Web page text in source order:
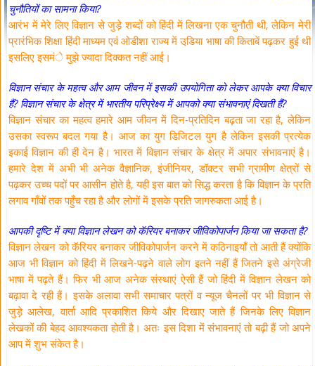
चुनौतियों का सामना किया?
आरंभ में मेरे लिए विज्ञान से जुड़े शब्दों को हिंदी में लिखना एक चुनौती थी, लेकिन मेरी
प्रारंभिक शिक्षा हिंदी माध्यम एवं ओडीशा राज्य में उडि़या भाषा की किताबें पढ़कर हुई थी
इसलिए इसमंे मुझे ज्यादा दिक्कत नहीं आई।
विज्ञान संचार के महत्व और आम जीवन में इसकी उपयोगिता को लेकर आपके क्या विचार
हैं? विज्ञान संचार के क्षेत्र में भारतीय परिप्रेक्ष्य में आपको क्या संभावनाएं दिखती हैं?
विज्ञान संचार का महत्व हमारे आम जीवन में दिन-प्रतिदिन बढ़ता जा रहा है, लेकिन
उसका स्वरूप बदल गया है। आज का युग डिजिटल युग है लेकिन इसकी प्रत्येक
इकाई विज्ञान की ही देन है। भारत में विज्ञान संचार के क्षेत्र में अपार संभावनाएं है।
हमारे देश में अभी भी अनेक वैज्ञानिक, इंजीनियर, डॉक्टर सभी ग्रामीण क्षेत्रों से
पढ़कर उच्च पदों पर आसीन होते है, यही इस बात को सिद्ध करता है कि विज्ञान के प्रति
लगाव गाँवों तक पहुँच रहा है और लोगों में इसके प्रति जागरुकता आई है।
आपकी दृष्टि में क्या विज्ञान लेखन को कॅरियर बनाकर जीविकोपार्जन किया जा सकता है?
विज्ञान लेखन को कॅरियर बनाकर जीविकोपार्जन करने में कठिनाइयाँ तो आती हैं क्योंकि
आज भी विज्ञान को हिंदी में लिखने-पढ़ने वाले लोग इतने नहीं हैं जितने इसे अंग्रेजी
भाषा में पढ़ते हैं। फिर भी आज अनेक संस्थाएं ऐसी हैं जो हिंदी में विज्ञान लेखन को
बढ़ावा दे रही हैं। इसके अलावा सभी समाचार पत्रों व न्यूज चैनलों पर भी विज्ञान से
जुड़े आलेख, वार्ता आदि प्रकाशित किये और दिखाए जाते हैं जिनके लिए विज्ञान
लेखकों की बेहद आवश्यकता होती है। अतः इस दिशा में संभावनाएं तो बढ़ी हैं जो अपने
आप में शुभ संकेत है।